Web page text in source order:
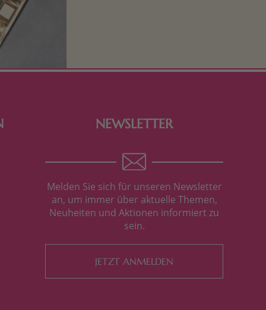
NEWSLETTER
Melden Sie sich für unseren Newsletter
an, um immer über aktuelle Themen,
Neuheiten und Aktionen informiert zu
sein.
JETZT ANMELDEN